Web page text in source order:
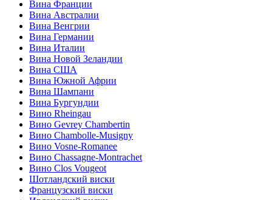
Вина Франции
Вина Австралии
Вина Венгрии
Вина Германии
Вина Италии
Вина Новой Зеландии
Вина США
Вина Южной Африи
Вина Шампани
Вина Бургундии
Вино Rheingau
Вино Gevrey Chambertin
Вино Chambolle-Musigny
Вино Vosne-Romanee
Вино Chassagne-Montrachet
Вино Clos Vougeot
Шотландский виски
Французский виски